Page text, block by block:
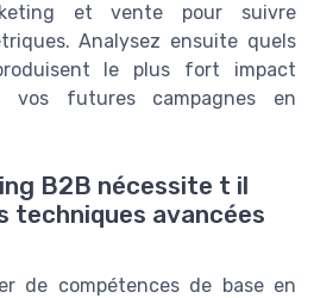
et vente pour suivre
Analysez ensuite quels
le plus fort impact
vos futures campagnes en
B2B nécessite t il
techniques avancées
de compétences de base en